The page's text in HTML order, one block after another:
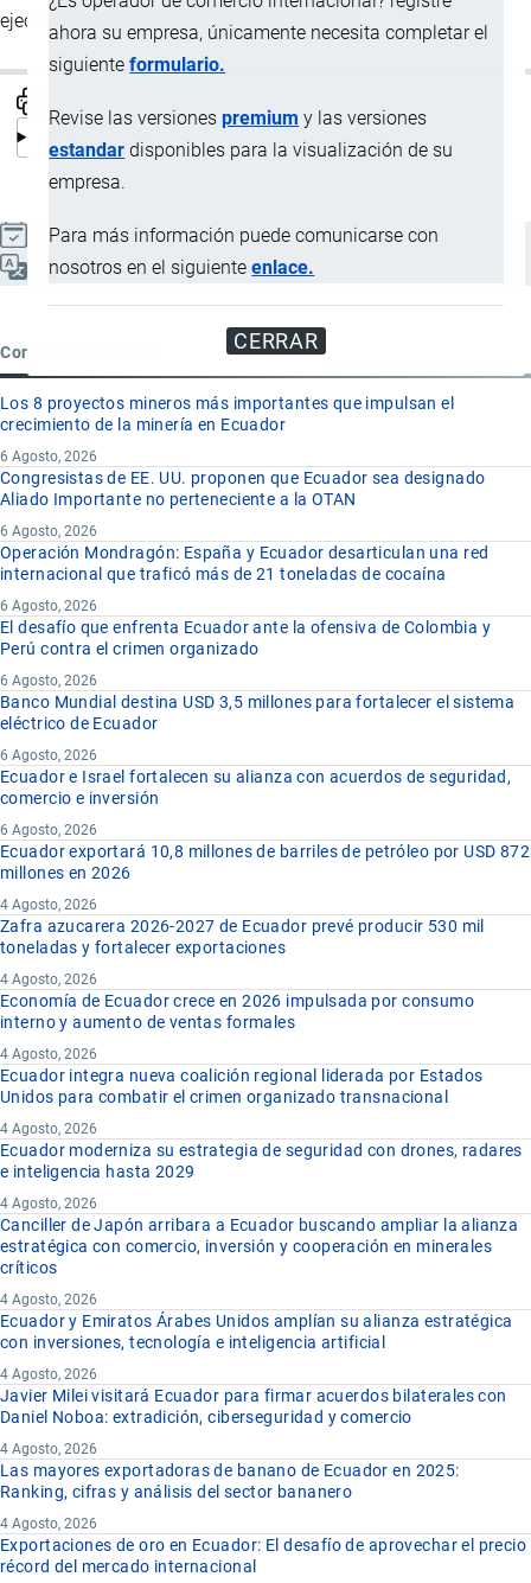
ahora su empresa, únicamente necesita completar el
siguienteformulario.
Revise las versionespremium y las versiones
estandar disponibles para la visualización de su
empresa.
Para más información puede comunicarse con
nosotros en el siguienteenlace.
CERRAR
ejecutoriada la inocencia de su propietario.
Actualizado el 8 Septiembre, 2024
Español
Contenido reciente
Los 8 proyectos mineros más importantes que impulsan el
crecimiento de la minería en Ecuador
6 Agosto, 2026
Congresistas de EE. UU. proponen que Ecuador sea designado
Aliado Importante no perteneciente a la OTAN
6 Agosto, 2026
Operación Mondragón: España y Ecuador desarticulan una red
internacional que traficó más de 21 toneladas de cocaína
6 Agosto, 2026
El desafío que enfrenta Ecuador ante la ofensiva de Colombia y
Perú contra el crimen organizado
6 Agosto, 2026
Banco Mundial destina USD 3,5 millones para fortalecer el sistema
eléctrico de Ecuador
6 Agosto, 2026
Ecuador e Israel fortalecen su alianza con acuerdos de seguridad,
comercio e inversión
6 Agosto, 2026
Ecuador exportará 10,8 millones de barriles de petróleo por USD 872
millones en 2026
4 Agosto, 2026
Zafra azucarera 2026-2027 de Ecuador prevé producir 530 mil
toneladas y fortalecer exportaciones
4 Agosto, 2026
Economía de Ecuador crece en 2026 impulsada por consumo
interno y aumento de ventas formales
4 Agosto, 2026
Ecuador integra nueva coalición regional liderada por Estados
Unidos para combatir el crimen organizado transnacional
4 Agosto, 2026
Ecuador moderniza su estrategia de seguridad con drones, radares
e inteligencia hasta 2029
4 Agosto, 2026
Canciller de Japón arribara a Ecuador buscando ampliar la alianza
estratégica con comercio, inversión y cooperación en minerales
críticos
4 Agosto, 2026
Ecuador y Emiratos Árabes Unidos amplían su alianza estratégica
con inversiones, tecnología e inteligencia artificial
4 Agosto, 2026
Javier Milei visitará Ecuador para firmar acuerdos bilaterales con
Daniel Noboa: extradición, ciberseguridad y comercio
4 Agosto, 2026
Las mayores exportadoras de banano de Ecuador en 2025:
Ranking, cifras y análisis del sector bananero
4 Agosto, 2026
Exportaciones de oro en Ecuador: El desafío de aprovechar el precio
récord del mercado internacional